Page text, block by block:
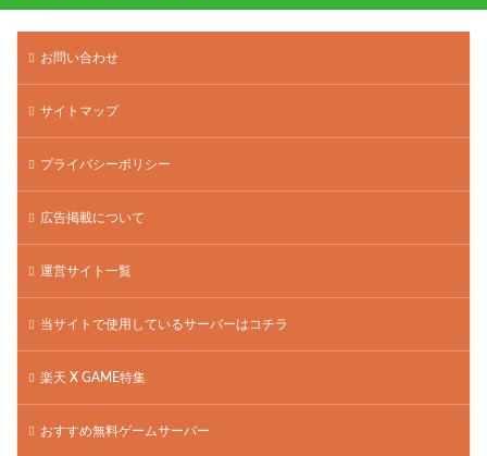
お問い合わせ
サイトマップ
プライバシーポリシー
広告掲載について
運営サイト一覧
当サイトで使用しているサーバーはコチラ
楽天 X GAME特集
おすすめ無料ゲームサーバー